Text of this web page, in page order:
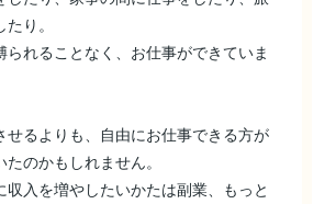
り。
られることなく、お仕事ができていま
せるよりも、自由にお仕事できる方が
のかもしれません。
収入を増やしたいかたは副業、もっと